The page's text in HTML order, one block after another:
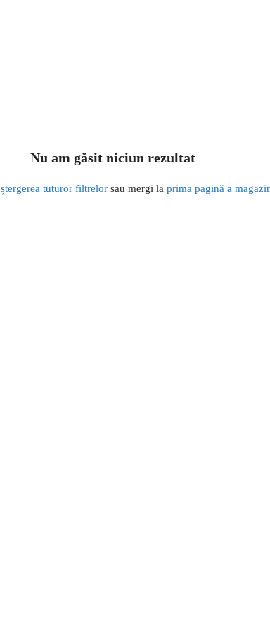
Nu am găsit niciun rezultat
ștergerea tuturor filtrelorsau mergi la prima pagină a